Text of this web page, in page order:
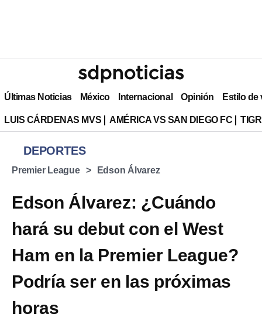
Últimas Noticias México Internacional Opinión Estilo de
LUIS CÁRDENAS MVS AMÉRICA VS SAN DIEGO FC
DEPORTES
Premier League Edson Álvarez
Edson Álvarez: ¿Cuándo
hará su debut con el West
Ham en la Premier League?
Podría ser en las próximas
horas